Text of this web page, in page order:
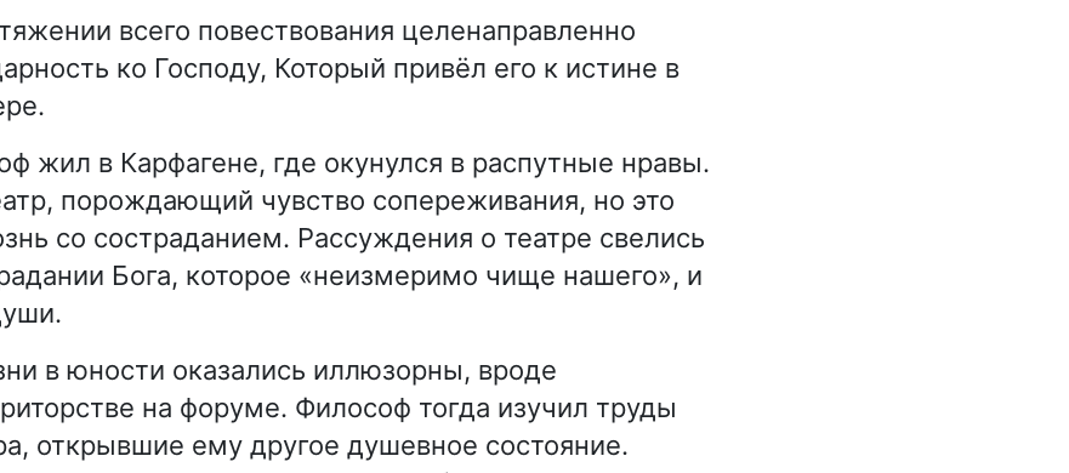
всего повествования целенаправленно
ко Господу, Который привёл его к истине в
жил в Карфагене, где окунулся в распутные нравы.
порождающий чувство сопереживания, но это
со состраданием. Рассуждения о театре свелись
Бога, которое «неизмеримо чище нашего», и
в юности оказались иллюзорны, вроде
на форуме. Философ тогда изучил труды
открывшие ему другое душевное состояние.